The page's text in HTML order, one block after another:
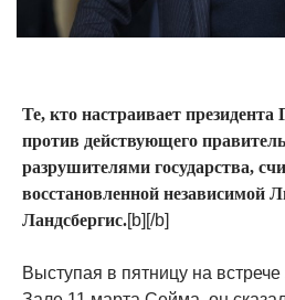
Те, кто настраивает президента
против действующего
разрушителями государства,
восстановленной независимой
Ландсбергис.[b][/b]
Выступая в пятницу на